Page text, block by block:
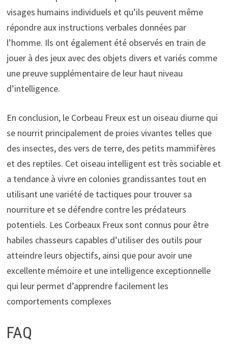
visages humains individuels et qu’ils peuvent même
répondre aux instructions verbales données par
l’homme. Ils ont également été observés en train de
jouer à des jeux avec des objets divers et variés comme
une preuve supplémentaire de leur haut niveau
d’intelligence.
En conclusion, le Corbeau Freux est un oiseau diurne qui
se nourrit principalement de proies vivantes telles que
des insectes, des vers de terre, des petits mammifères
et des reptiles. Cet oiseau intelligent est très sociable et
a tendance à vivre en colonies grandissantes tout en
utilisant une variété de tactiques pour trouver sa
nourriture et se défendre contre les prédateurs
potentiels. Les Corbeaux Freux sont connus pour être
habiles chasseurs capables d’utiliser des outils pour
atteindre leurs objectifs, ainsi que pour avoir une
excellente mémoire et une intelligence exceptionnelle
qui leur permet d’apprendre facilement les
comportements complexes
FAQ